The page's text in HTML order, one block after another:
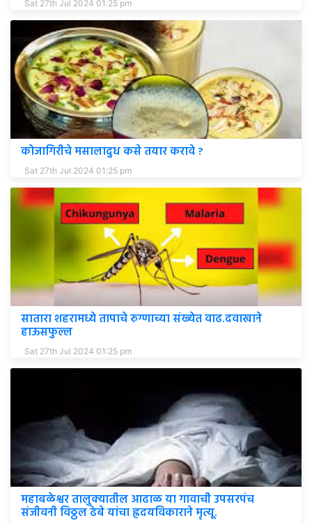
Sat 27th Jul 2024 01:25 pm
कोजागिरीचे मसालादुध कसे तयार करावे ?
Sat 27th Jul 2024 01:25 pm
सातारा शहरामध्ये तापाचे रुग्णाच्या संख्येत वाढ.दवाखाने
हाऊसफुल्ल
Sat 27th Jul 2024 01:25 pm
महाबळेश्वर तालुक्यातील आढाळ या गावाची उपसरपंच
संजीवनी विठ्ठल ढेबे यांचा ह्रदयविकाराने मृत्यू.